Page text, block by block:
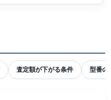
査定額が下がる条件 型番の